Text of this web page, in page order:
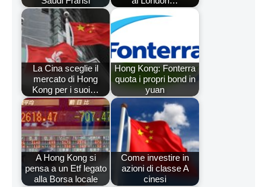
La Cina sceglie il
mercato di Hong
Kong per i suoi…
Hong Kong: Fonterra
quota i propri bond in
yuan
A Hong Kong si
pensa a un Etf legato
alla Borsa locale
Come investire in
azioni di classe A
cinesi